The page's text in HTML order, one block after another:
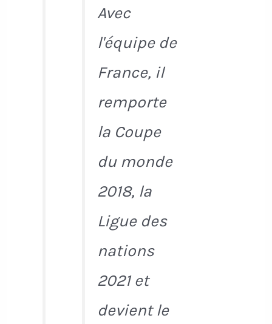
Avec
l'équipe de
France, il
remporte
la Coupe
du monde
2018, la
Ligue des
nations
2021 et
devient le